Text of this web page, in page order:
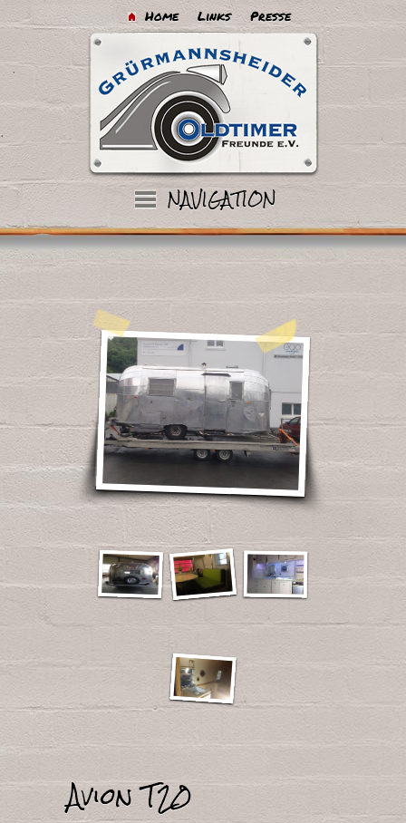
Home Links Presse
Avion T20